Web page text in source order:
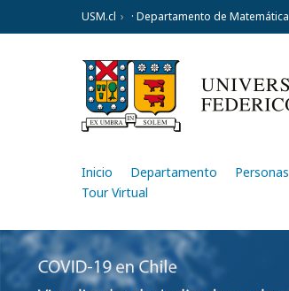
USM.cl · Departamento de Matemática
Inicio Departamento Personas
Tour Virtual